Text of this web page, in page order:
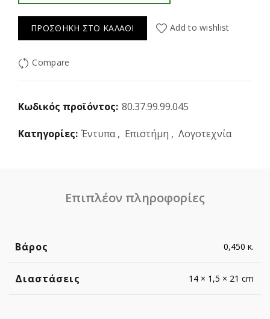
ΠΡΟΣΘΉΚΗ ΣΤΟ ΚΑΛΆΘΙ Add to wishlist
Compare
Κωδικός προϊόντος: 80.37.99.99.045
Κατηγορίες: Έντυπα , Επιστήμη , Λογοτεχνία
Επιπλέον πληροφορίες
Βάρος 0,450 κ.
Διαστάσεις 14 × 1,5 × 21 cm